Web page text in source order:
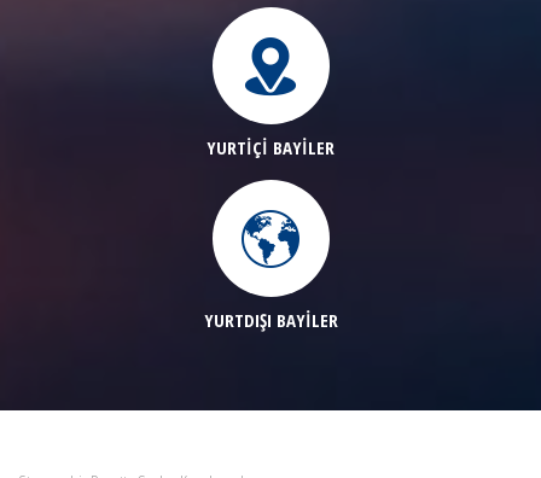
YURTİÇİ BAYİLER
YURTDIŞI BAYİLER